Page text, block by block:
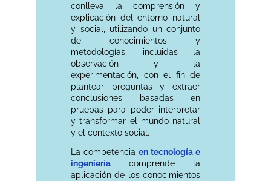
conlleva la comprensión y
explicación del entorno natural
y social, utilizando un conjunto
de conocimientos y
metodologías, incluidas la
observación y la
experimentación, con el fin de
plantear preguntas y extraer
conclusiones basadas en
pruebas para poder interpretar
y transformar el mundo natural
y el contexto social.
La competencia en tecnología e
ingeniería comprende la
aplicación de los conocimientos